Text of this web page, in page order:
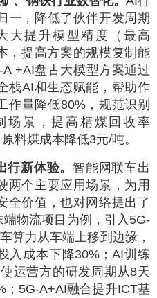
一，降低了伙伴开发周期
大提升模型精度（最高
，提高方案的规模复制能
+AI盘古大模型方案通过
栈AI和生态赋能，帮助作
作量降低80%，规范识别
场景，提高精煤回收率
料煤成本降低3元/吨。
新体验。 智能网联车出
两个主要应用场景，为用
全价值，也对网络提出了
物流项目为例，引入5G-
算力从车端上移到边缘，
入成本下降30%；AI训练
运营方的研发周期从8天
；5G-A+AI融合提升ICT基